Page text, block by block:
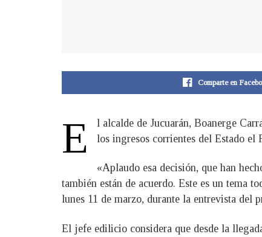
Comparte en
E
l alcalde de Jucuarán, Boanerge
los ingresos corrientes del Estado
«Aplaudo esa decisión, que han
también están de acuerdo. Este es un tema
lunes 11 de marzo, durante la entrevista del
El jefe edilicio considera que desde la